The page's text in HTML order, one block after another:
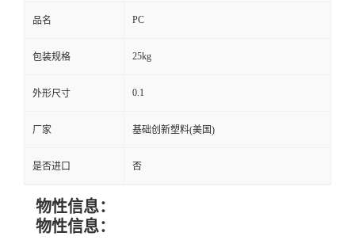
品名 PC
包装规格 25kg
外形尺寸 0.1
厂家 基础创新塑料(美国)
是否进口 否
物性信息：
物性信息：